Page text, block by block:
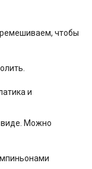
чтобы
виде. Можно